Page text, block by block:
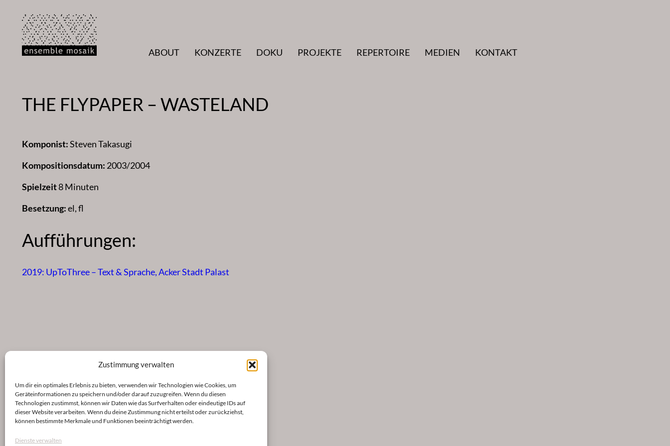
Zustimmung verwalten
Um dir ein optimales Erlebnis zu bieten, verwenden wir Technologien wie Cookies, um
Geräteinformationen zu speichern und/oder darauf zuzugreifen. Wenn du diesen
Technologien zustimmst, können wir Daten wie das Surfverhalten oder eindeutige IDs auf
dieser Website verarbeiten. Wenn du deine Zustimmung nicht erteilst oder zurückziehst,
können bestimmte Merkmale und Funktionen beeinträchtigt werden.
Dienste verwalten
Inhalt
springen
ABOUT
KONZERTE DOKU PROJEKTE REPERTOIRE MEDIEN KONTAKT
THE FLYPAPER – WASTELAND
Komponist:Steven Takasugi
Kompositionsdatum: 2003/2004
Spielzeit8 Minuten
Besetzung:el, fl
Aufführungen:
2019: UpToThree – Text & Sprache, Acker Stadt Palast